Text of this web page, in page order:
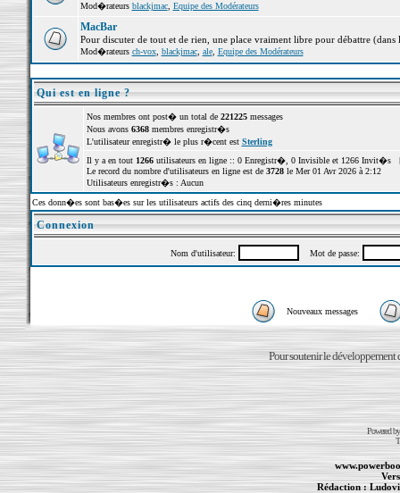
Mod�rateurs blackjmac, Equipe des Modérateurs
MacBar
Pour discuter de tout et de rien, une place vraiment libre pour débattre (dans
Mod�rateurs ch-vox, blackjmac, ale, Equipe des Modérateurs
Qui est en ligne ?
Nos membres ont post� un total de 221225messages
Nous avons 6368membres enregistr�s
L'utilisateur enregistr� le plus r�cent est Sterling
Il y a en tout 1266utilisateurs en ligne :: 0 Enregistr�, 0 Invisible et 1266 Invit�s
Le record du nombre d'utilisateurs en ligne est de 3728le Mer 01 Avr 2026 à 2:12
Utilisateurs enregistr�s : Aucun
Ces donn�es sont bas�es sur les utilisateurs actifs des cinq derni�res minutes
Connexion
Nom d'utilisateur: Mot de passe:
Nouveaux messages
Pour soutenir le développement
Powered
Rédaction :